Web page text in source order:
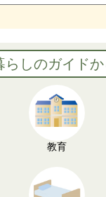
らしのガイド
教育